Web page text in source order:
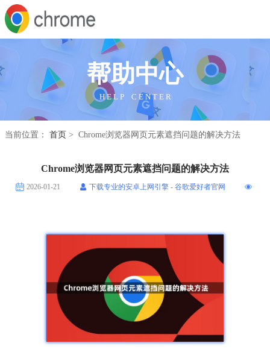
帮助中心
H E L P C E N T E R
当前位置： 首页 > Chrome浏览器网页元素遮挡问题的解决方法
Chrome浏览器网页元素遮挡问题的解决方法
2026-01-21 下载专业的安卓上网引擎 - 谷歌爱好者官网